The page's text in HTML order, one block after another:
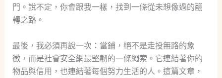
門。說不定，你會跟我一樣，找到一條從未想像過的翻
轉之路。
最後，我必須再說一次：當鋪，絕不是走投無路的象
徵，而是社會安全網最堅韌的一條繩索。它連結著你的
物品與信用，也連結著每個努力生活的人。這篇文章，